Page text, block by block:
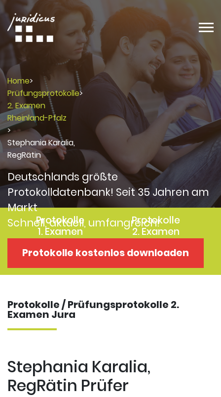
Home>
Prüfungsprotokolle>
2. Examen
Rheinland-Pfalz
>
Stephania Karalia,
RegRätin
Deutschlands größte
Protokolldatenbank! Seit 35 Jahren am
Markt
Schnell, aktuell, umfangreich!
Protokolle kostenlos downloaden
Protokolle
1. Examen
Protokolle
2. Examen
Protokolle
Examensklausuren
Kostenloses
Repititorium
Protokolle / Prüfungsprotokolle 2.
Examen Jura
Stephania Karalia,
RegRätin Prüfer